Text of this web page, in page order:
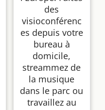
des
visioconférenc
es depuis votre
bureau à
domicile,
streammez de
la musique
dans le parc ou
travaillez au